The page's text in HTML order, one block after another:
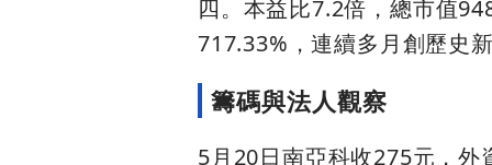
四。本益比7.2倍，總市值
717.33%，連續多月創歷史
籌碼與法人觀察
5月20日南亞科收275元，